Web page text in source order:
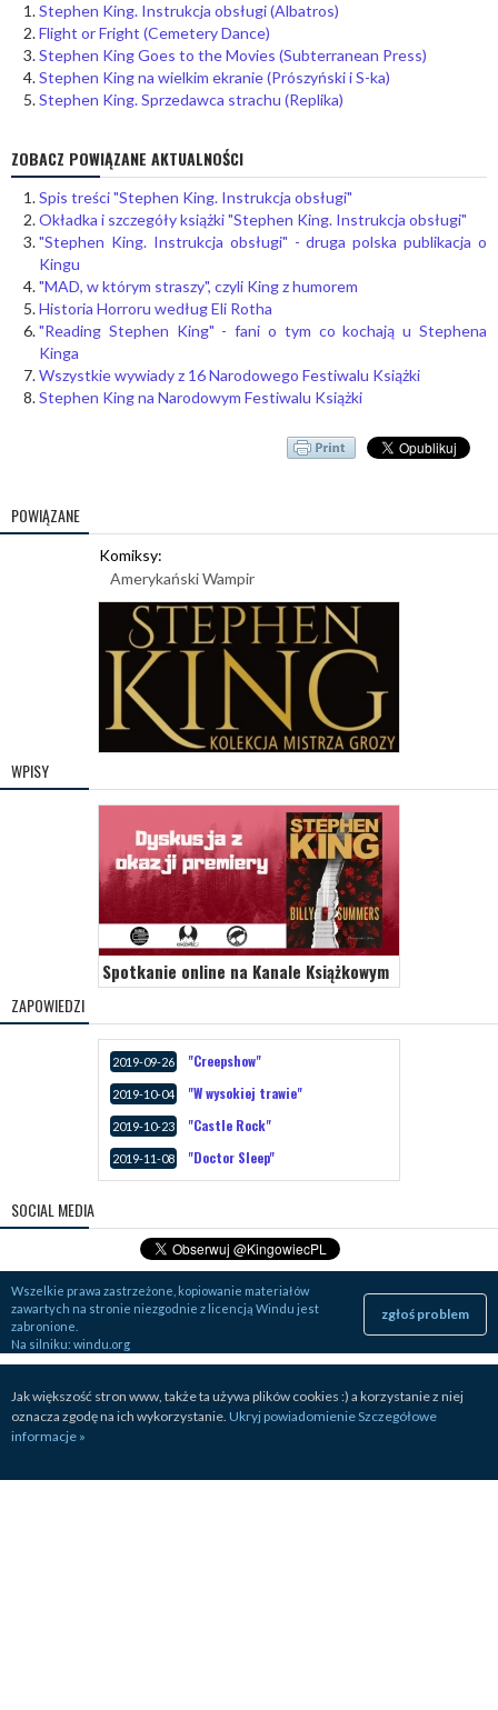
Stephen King. Instrukcja obsługi (Albatros)
Flight or Fright (Cemetery Dance)
Stephen King Goes to the Movies (Subterranean Press)
Stephen King na wielkim ekranie (Prószyński i S-ka)
Stephen King. Sprzedawca strachu (Replika)
ZOBACZ POWIĄZANE AKTUALNOŚCI
Spis treści "Stephen King. Instrukcja obsługi"
Okładka i szczegóły książki "Stephen King. Instrukcja obsługi"
"Stephen King. Instrukcja obsługi" - druga polska publikacja o
Kingu
"MAD, w którym straszy", czyli King z humorem
Historia Horroru według Eli Rotha
"Reading Stephen King" - fani o tym co kochają u Stephena
Kinga
Wszystkie wywiady z 16 Narodowego Festiwalu Książki
Stephen King na Narodowym Festiwalu Książki
POWIĄZANE
Komiksy:
Amerykański Wampir
WPISY
Spotkanie online na Kanale Książkowym
ZAPOWIEDZI
2019-09-26 "Creepshow"
2019-10-04 "W wysokiej trawie"
2019-10-23 "Castle Rock"
2019-11-08 "Doctor Sleep"
SOCIAL MEDIA
zgłoś problem
Wszelkie prawa zastrzeżone, kopiowanie materiałów
zawartych na stronie niezgodnie z licencją Windu jest
zabronione.
Na silniku: windu.org
Jak większość stron www, także ta używa plików cookies :) a korzystanie z niej
oznacza zgodę na ich wykorzystanie. Ukryj powiadomienieSzczegółowe
informacje »